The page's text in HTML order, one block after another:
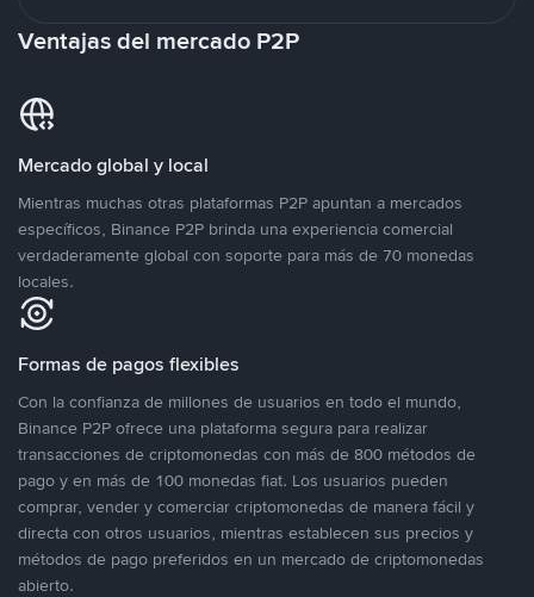
Ventajas del mercado P2P
Mercado global y local
Mientras muchas otras plataformas P2P apuntan a mercados
específicos, Binance P2P brinda una experiencia comercial
verdaderamente global con soporte para más de 70 monedas
locales.
Formas de pagos flexibles
Con la confianza de millones de usuarios en todo el mundo,
Binance P2P ofrece una plataforma segura para realizar
transacciones de criptomonedas con más de 800 métodos de
pago y en más de 100 monedas fiat. Los usuarios pueden
comprar, vender y comerciar criptomonedas de manera fácil y
directa con otros usuarios, mientras establecen sus precios y
métodos de pago preferidos en un mercado de criptomonedas
abierto.